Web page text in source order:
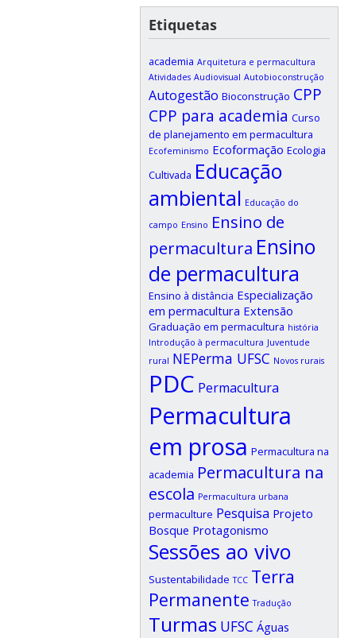
Etiquetas
academia Arquitetura e permacultura
Atividades Audiovisual Autobioconstrução
Autogestão Bioconstrução CPP
CPP para academia Curso
de planejamento em permacultura
Ecofeminismo Ecoformação Ecologia
Cultivada Educação
ambiental Educação do
campo Ensino Ensino de
permacultura Ensino
de permacultura
Ensino à distância Especialização
em permacultura Extensão
Graduação em permacultura história
Introdução à permacultura Juventude
rural NEPerma UFSC Novos rurais
PDC Permacultura
Permacultura
em prosa Permacultura na
academia Permacultura na
escola Permacultura urbana
permaculture Pesquisa Projeto
Bosque Protagonismo
Sessões ao vivo
Sustentabilidade TCC Terra
Permanente Tradução
Turmas UFSC Águas